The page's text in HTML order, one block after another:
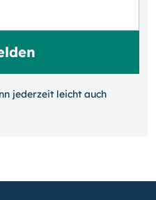
jeder­zeit leicht auch